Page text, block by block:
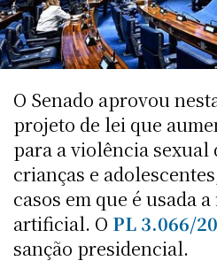
O Senado aprovou
projeto de lei que
para a violência
crianças e
casos em que é usada
artificial. O PL 3.066/
sanção presidencial.